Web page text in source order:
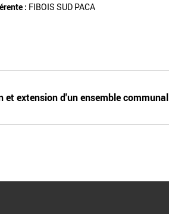
: FIBOIS SUD PACA
et extension d'un ensemble communal